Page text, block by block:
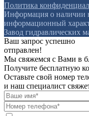
Политика
Информация о наличии
информационный
Завод гидравлических
Ваш запрос успешно
отправлен!
Мы свяжемся с Вами в
Получите бесплатную
Оставьте свой номер
и наш специалист